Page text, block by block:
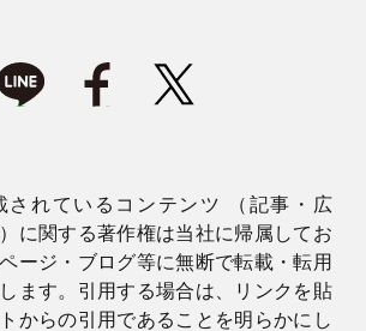
されているコンテンツ （記事・広
に関する著作権は当社に帰属してお
ージ・ブログ等に無断で転載・転用
ます。引用する場合は、リンクを貼
からの引用であることを明らかにし